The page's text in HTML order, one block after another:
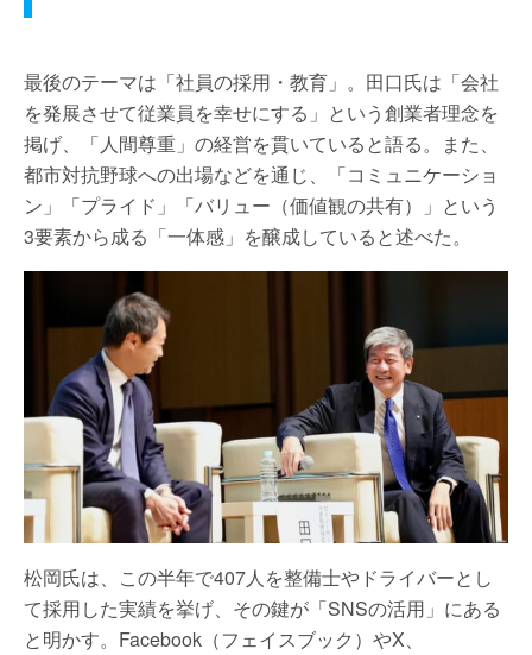
最後のテーマは「社員の採用・教育」。田口氏は「会社
を発展させて従業員を幸せにする」という創業者理念を
掲げ、「人間尊重」の経営を貫いていると語る。また、
都市対抗野球への出場などを通じ、「コミュニケーショ
ン」「プライド」「バリュー（価値観の共有）」という
3要素から成る「一体感」を醸成していると述べた。
松岡氏は、この半年で407人を整備士やドライバーとし
て採用した実績を挙げ、その鍵が「SNSの活用」にある
と明かす。Facebook（フェイスブック）やX、